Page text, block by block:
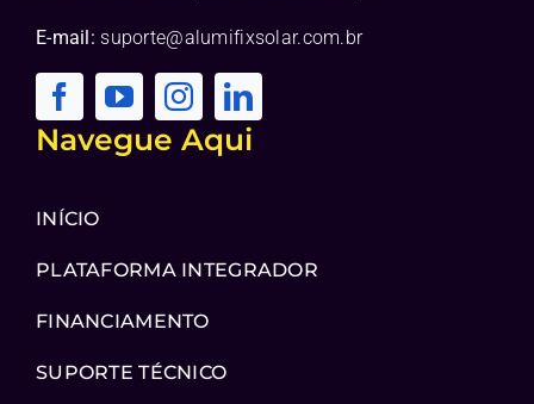
E-mail: suporte@alumifixsolar.com.br
Navegue Aqui
INÍCIO
PLATAFORMA INTEGRADOR
FINANCIAMENTO
SUPORTE TÉCNICO